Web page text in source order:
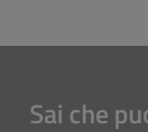
Sai che